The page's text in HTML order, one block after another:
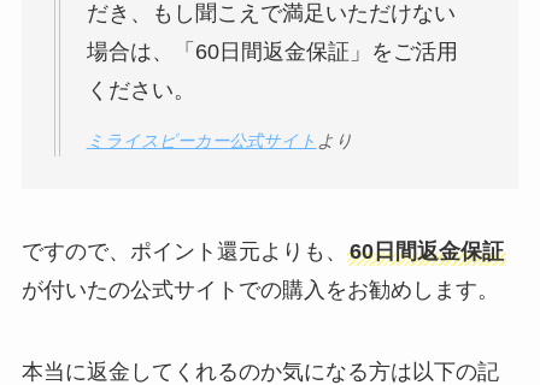
だき、もし聞こえで満足いただけない
場合は、「60日間返金保証」をご活用
ください。
ミライスピーカー公式サイト より
ですので、ポイント還元よりも、 60日間返金保証
が付いたの公式サイトでの購入をお勧めします。
本当に返金してくれるのか気になる方は以下の記